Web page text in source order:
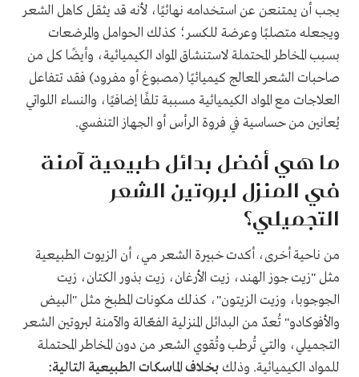
يجب أن يمتنعن عن استخدامه نهائيًا، لأنه قد يثقل كاهل الشعر
ويجعله متصلبًا وعرضة للكسر؛ كذلك الحوامل والمرضعات
بسبب المخاطر المحتملة لاستنشاق المواد الكيميائية، وأيضًا كل من
صاحبات الشعر المعالج كيميائيًا (مصبوغ أو مفرود) فقد تتفاعل
العلاجات مع المواد الكيميائية مسببة تلفًا إضافيًا، والنساء اللواتي
يُعانين من حساسية في فروة الرأس أو الجهاز التنفسي.
ما هي أفضل بدائل طبيعية آمنة
في المنزل لبروتين الشعر
التجميلي؟
من ناحية أخرى، أكدت خبيرة الشعر مي، أن الزيوت الطبيعية
مثل "زيت جوز الهند، زيت الأرغان، زيت بذور الكتان، زيت
الجوجوبا، وزيت الزيتون"، كذلك مكونات المطبخ مثل "البيض
والأفوكادو" تُعدّ من البدائل المنزلية الفعّالة والآمنة لبروتين الشعر
التجميلي، والتي تُرطب وتُقوي الشعر من دون المخاطر المحتملة
للمواد الكيميائية. وذلك بخلاف الماسكات الطبيعية التالية: